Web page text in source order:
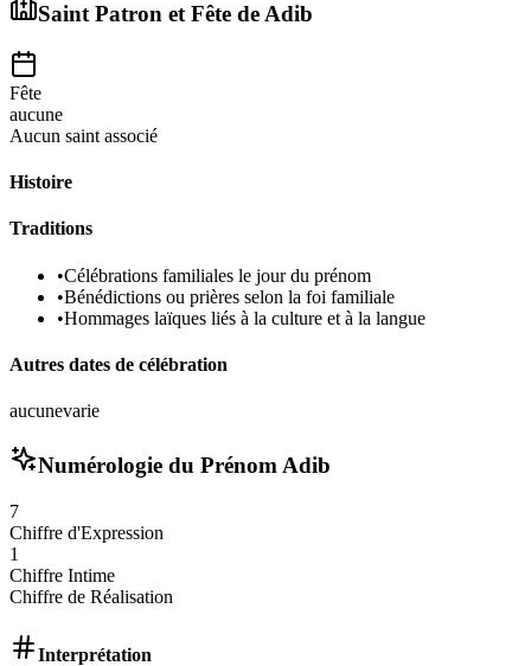
Saint Patron et Fête deAdib
Fête
aucune
Aucun saint associé
Histoire
Traditions
•Célébrations familiales le jour du prénom
•Bénédictions ou prières selon la foi familiale
•Hommages laïques liés à la culture et à la langue
Autres dates de célébration
aucunevarie
Numérologie du Prénom Adib
7
Chiffre d'Expression
1
Chiffre Intime
Chiffre de Réalisation
Interprétation